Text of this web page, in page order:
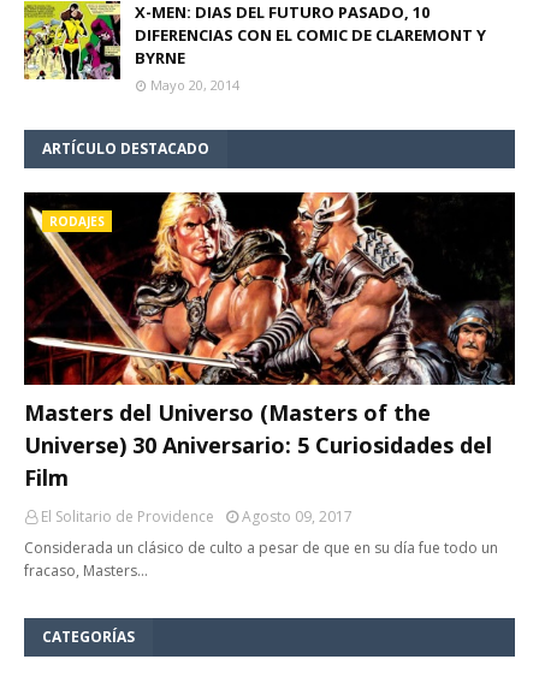
X-MEN: DIAS DEL FUTURO PASADO, 10
DIFERENCIAS CON EL COMIC DE CLAREMONT Y
BYRNE
Mayo 20, 2014
ARTÍCULO DESTACADO
RODAJES
Masters del Universo (Masters of the
Universe) 30 Aniversario: 5 Curiosidades del
Film
El Solitario de Providence
Agosto 09, 2017
Considerada un clásico de culto a pesar de que en su día fue todo un
fracaso, Masters…
CATEGORÍAS